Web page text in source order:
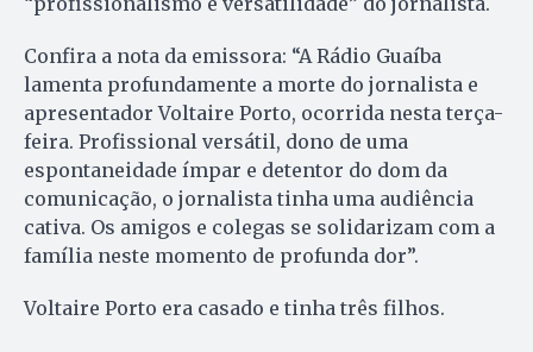
Confira a nota da emissora: “A Rádio Guaíba
lamenta profundamente a morte do jornalista e
apresentador Voltaire Porto, ocorrida nesta terça-
feira. Profissional versátil, dono de uma
espontaneidade ímpar e detentor do dom da
comunicação, o jornalista tinha uma audiência
cativa. Os amigos e colegas se solidarizam com a
família neste momento de profunda dor”.
Voltaire Porto era casado e tinha três filhos.